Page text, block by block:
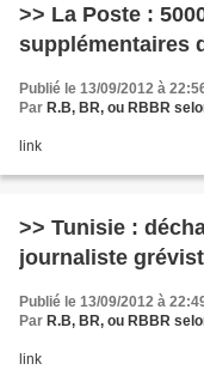
>> La Poste :
supplémentaires
Publié le 13/09/2012 à
Par R.B, BR, ou RBBR
link
>> Tunisie :
journaliste
Publié le 13/09/2012 à
Par R.B, BR, ou RBBR
link